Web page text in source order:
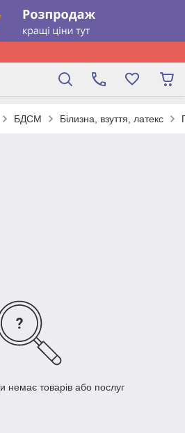
БДСМ Білизна, взуття, латекс
немає товарів або послуг